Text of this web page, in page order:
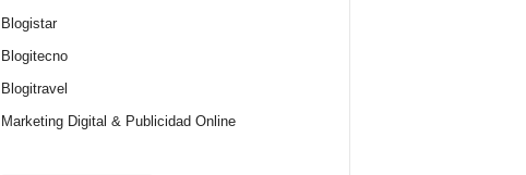
Blogistar
Blogitecno
Blogitravel
Marketing Digital & Publicidad Online